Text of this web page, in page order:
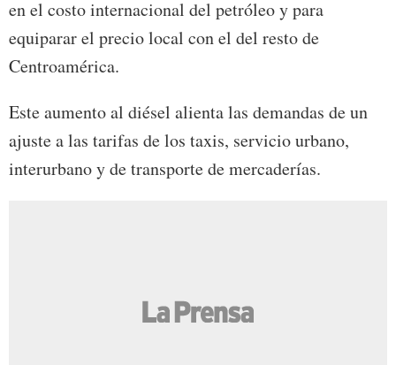
en el costo internacional del petróleo y para
equiparar el precio local con el del resto de
Centroamérica.
Este aumento al diésel alienta las demandas de un
ajuste a las tarifas de los taxis, servicio urbano,
interurbano y de transporte de mercaderías.